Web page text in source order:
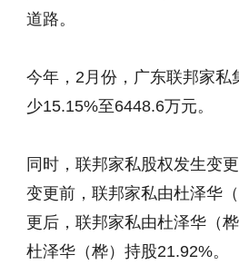
道路。
今年，2月份，广东联邦家私
少15.15%至6448.6万元。
同时，联邦家私股权发生变
变更前，联邦家私由杜泽华
更后，联邦家私由杜泽华（
杜泽华（桦）持股21.92%。